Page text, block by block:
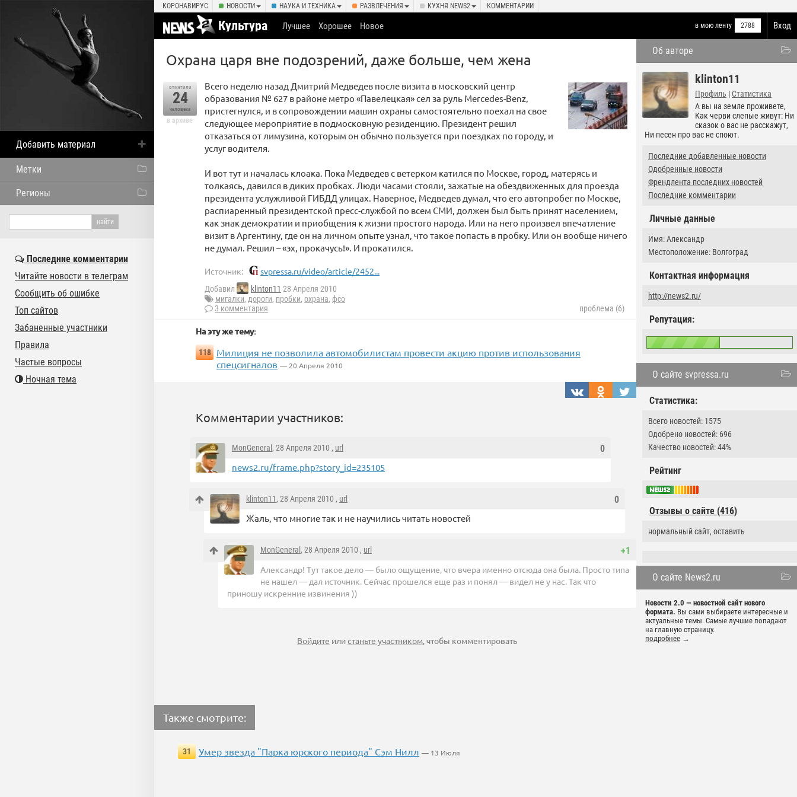
КОРОНАВИРУС НОВОСТИ НАУКА И ТЕХНИКА РАЗВЛЕЧЕНИЯ КУХНЯ NEWS2 КОММЕНТАРИИ
Вход
Культура в мою ленту 2788
Лучшее Хорошее Новое
Об авторе
klinton11
Профиль | Статистика
А вы на земле проживете,
Как черви слепые живут: Ни
сказок о вас не расскажут,
Ни песен про вас не споют.
Последние добавленные новости
Одобренные новости
Френдлента последних новостей
Последние комментарии
Личные данные
Имя: Александр
Местоположение: Волгоград
Контактная информация
http://news2.ru/
Репутация:
О сайте svpressa.ru
Статистика:
Всего новостей: 1575
Одобрено новостей: 696
Качество новостей: 44%
Рейтинг
Отзывы о сайте (416)
нормальный сайт, оставить
О сайте News2.ru
Новости 2.0 — новостной сайт нового
формата. Вы сами выбираете интересные и
актуальные темы. Самые лучшие попадают
на главную страницу.
подробнее →
Охрана царя вне подозрений, даже больше, чем жена
отметили
24
человека
в архиве
Всего неделю назад Дмитрий Медведев после визита в московский центр
образования № 627 в районе метро «Павелецкая» сел за руль Mercedes-Benz,
пристегнулся, и в сопровождении машин охраны самостоятельно поехал на свое
следующее мероприятие в подмосковную резиденцию. Президент решил
отказаться от лимузина, которым он обычно пользуется при поездках по городу, и
услуг водителя.
И вот тут и началась клоака. Пока Медведев с ветерком катился по Москве, город, матерясь и
толкаясь, давился в диких пробках. Люди часами стояли, зажатые на обездвиженных для проезда
президента услужливой ГИБДД улицах. Наверное, Медведев думал, что его автопробег по Москве,
распиаренный президентской пресс-службой по всем СМИ, должен был быть принят населением,
как знак демократии и приобщения к жизни простого народа. Или на него произвел впечатление
визит в Аргентину, где он на личном опыте узнал, что такое попасть в пробку. Или он вообще ничего
не думал. Решил – «эх, прокачусь!». И прокатился.
Источник: svpressa.ru/video/article/2452...
Добавил klinton11 28 Апреля 2010
мигалки, дороги, пробки, охрана, фсо
3 комментария
проблема (6)
На эту же тему:
118
Милиция не позволила автомобилистам провести акцию против использования
спецсигналов — 20 Апреля 2010
Комментарии участников:
0
MonGeneral , 28 Апреля 2010 , url
news2.ru/frame.php?story_id=235105
0
klinton11, 28 Апреля 2010 , url
Жаль, что многие так и не научились читать новостей
+1
MonGeneral , 28 Апреля 2010 , url
Александр! Тут такое дело — было ощущение, что вчера именно отсюда она была. Просто типа
не нашел — дал источник. Сейчас прошелся еще раз и понял — видел не у нас. Так что
приношу искренние извинения ))
Войдите илистаньте участником, чтобы комментировать
Также смотрите:
31 Умер звезда "Парка юрского периода" Сэм Нилл — 13 Июля
Добавить материал
Метки
Регионы
Последние комментарии
Читайте новости в телеграм
Сообщить об ошибке
Топ сайтов
Забаненные участники
Правила
Частые вопросы
Ночная тема